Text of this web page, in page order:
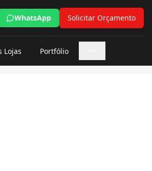
WhatsApp Solicitar Orçamento
Lojas Portfólio